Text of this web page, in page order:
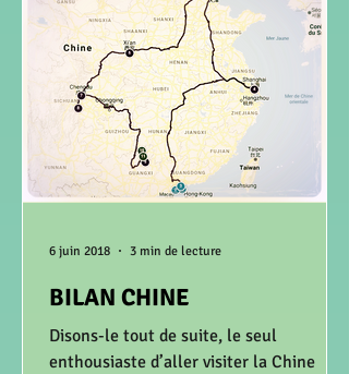
BILAN CHINE
Disons-le tout de suite, le seul
enthousiaste d’aller visiter la Chine
6 juin 2018 3 min de lecture